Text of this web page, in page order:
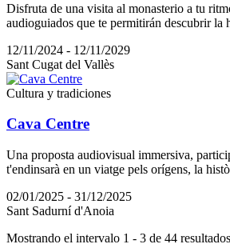
Disfruta de una visita al monasterio a tu
audioguiados que te permitirán descubrir la
12/11/2024 - 12/11/2029
Sant Cugat del Vallès
Cultura y tradiciones
Cava Centre
Una proposta audiovisual immersiva,
t'endinsarà en un viatge pels orígens, la
02/01/2025 - 31/12/2025
Sant Sadurní d'Anoia
Mostrando el intervalo 1 - 3 de 44